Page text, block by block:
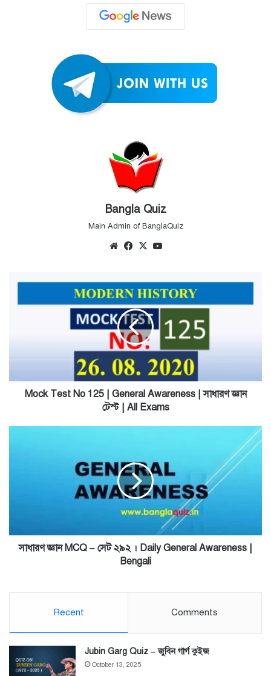
Bangla Quiz
Main Admin of BanglaQuiz
WebsiteFacebook
X
No
সাধারণ
Mock Test No 125 | General Awareness | সাধারণ জ্ঞান
টেস্ট | All Exams
General
Awareness
সাধারণ জ্ঞান MCQ – সেট ২৯২ । Daily General Awareness |
Bengali
Recent Comments
Jubin Garg Quiz – জুবিন গার্গ কুইজ
October 13, 2025